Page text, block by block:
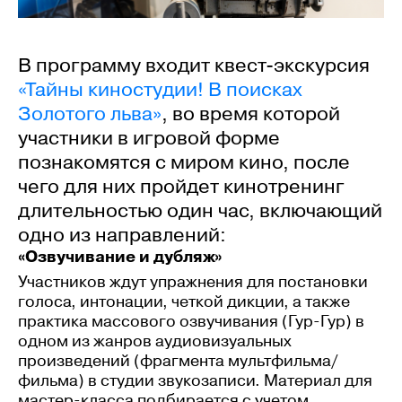
В программу входит квест-экскурсия
«Тайны киностудии! В поисках
Золотого льва», во время которой
участники в игровой форме
познакомятся с миром кино, после
чего для них пройдет кинотренинг
длительностью один час, включающий
одно из направлений:
«Озвучивание и дубляж»
Участников ждут упражнения для постановки
голоса, интонации, четкой дикции, а также
практика массового озвучивания (Гур-Гур) в
одном из жанров аудиовизуальных
произведений (фрагмента мультфильма/
фильма) в студии звукозаписи. Материал для